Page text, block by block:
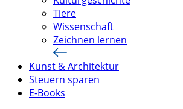
Tiere
Wissenschaft
Zeichnen lernen
Kunst & Architektur
Steuern sparen
E-Books